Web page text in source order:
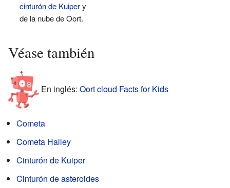
cinturón de Kuipery
de la nube de Oort.
Véase también
En inglés: Oort cloud Facts for Kids
Cometa
Cometa Halley
Cinturón de Kuiper
Cinturón de asteroides